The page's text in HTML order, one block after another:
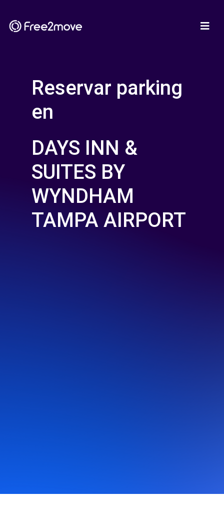
Reservar parking
en
DAYS INN &
SUITES BY
WYNDHAM
TAMPA AIRPORT